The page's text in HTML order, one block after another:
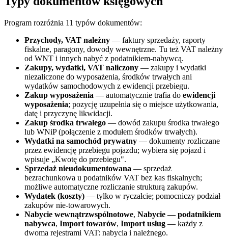
Program rozróżnia 11 typów dokumentów:
Przychody, VAT należny — faktury sprzedaży, raporty
fiskalne, paragony, dowody wewnętrzne. Tu też VAT należny
od WNT i innych nabyć z podatnikiem-nabywcą.
Zakupy, wydatki, VAT naliczony — zakupy i wydatki
niezaliczone do wyposażenia, środków trwałych ani
wydatków samochodowych z ewidencji przebiegu.
Zakup wyposażenia — automatycznie trafia do ewidencji
wyposażenia; pozycję uzupełnia się o miejsce użytkowania,
datę i przyczynę likwidacji.
Zakup środka trwałego — dowód zakupu środka trwałego
lub WNiP (połączenie z modułem środków trwałych).
Wydatki na samochód prywatny — dokumenty rozliczane
przez ewidencję przebiegu pojazdu; wybiera się pojazd i
wpisuje „Kwotę do przebiegu".
Sprzedaż nieudokumentowana — sprzedaż
bezrachunkowa u podatników VAT bez kas fiskalnych;
możliwe automatyczne rozliczanie strukturą zakupów.
Wydatek (koszty) — tylko w ryczałcie; pomocniczy podział
zakupów nie-towarowych.
Nabycie wewnątrzwspólnotowe, Nabycie — podatnikiem
nabywca, Import towarów, Import usług — każdy z
dwoma rejestrami VAT: nabycia i należnego.